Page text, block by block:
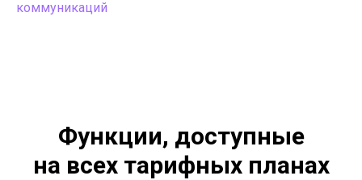
коммуникаций
Функции, доступные
на всех тарифных планах